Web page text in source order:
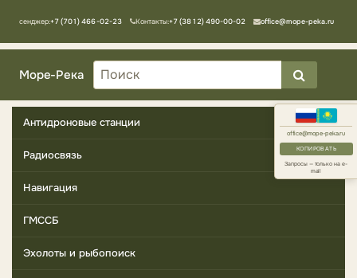
office@mope-peka.ru
КОПИРОВАТЬ
Запросы — только на e-
mail
Мессенджер:+7 (701) 466-02-23 Контакты:+7 (3812) 490-00-02 office@mope-peka.ru
Море-Река
Антидроновые станции
Радиосвязь
Навигация
ГМССБ
Эхолоты и рыбопоиск